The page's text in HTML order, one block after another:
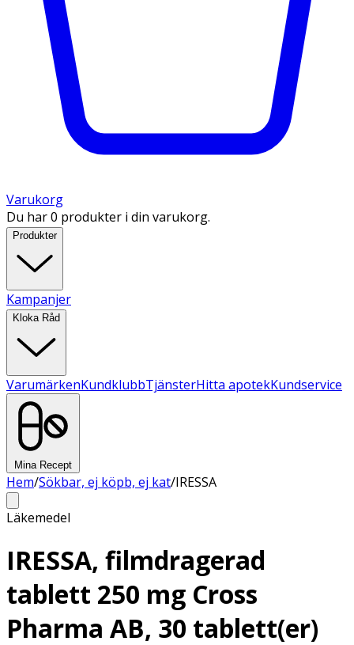
Varukorg
Du har 0 produkter i din varukorg.
Produkter
Kampanjer
Kloka Råd
VarumärkenKundklubbTjänsterHitta apotekKundservice
Mina Recept
Hem/Sökbar, ej köpb, ej kat/IRESSA
Läkemedel
IRESSA, filmdragerad
tablett 250 mg Cross
Pharma AB, 30 tablett(er)